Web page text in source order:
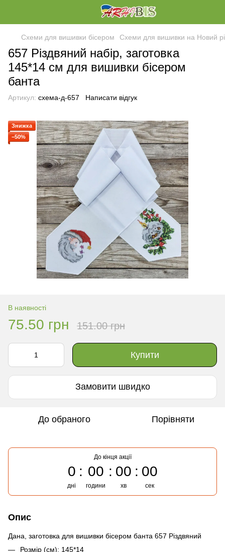
Схеми для вишивки бісером Схеми для вишивки на Новий
657 Різдвяний набір, заготовка
145*14 см для вишивки бісером
банта
Артикул: схема-д-657 Написати відгук
Знижка
−50%
В наявності
75.50 грн 151.00 грн
Купити
Замовити швидко
До обраного Порівняти
До кінця акції
0
дні
00
години
00
хв
00
сек
Опис
Дана, заготовка для вишивки бісером банта 657 Різдвяний
Розмір (см): 145*14